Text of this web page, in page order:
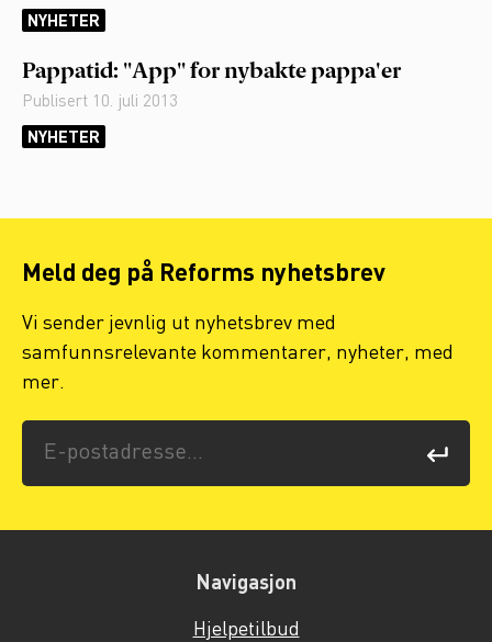
NYHETER
Pappatid: "App" for nybakte pappa'er
Publisert 10. juli 2013
NYHETER
Meld deg på Reforms nyhetsbrev
Vi sender jevnlig ut nyhetsbrev med
samfunnsrelevante kommentarer, nyheter, med
mer.
Navigasjon
Hjelpetilbud